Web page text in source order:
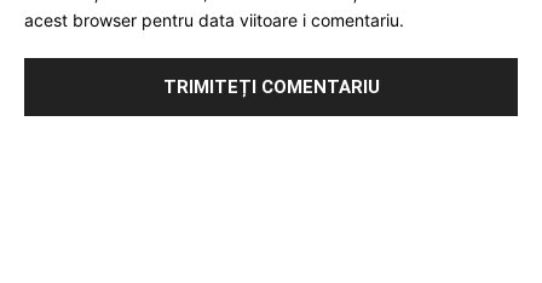
acest browser pentru data viitoare i comentariu.